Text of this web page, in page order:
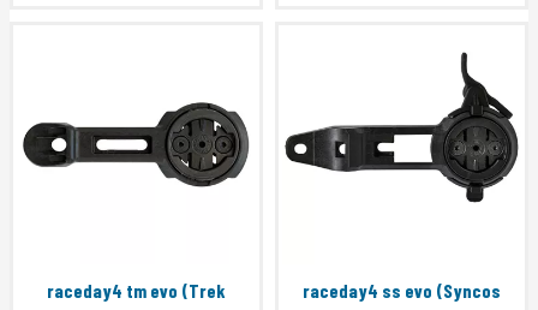
raceday4 tm evo (Trek
raceday4 ss evo (Syncos